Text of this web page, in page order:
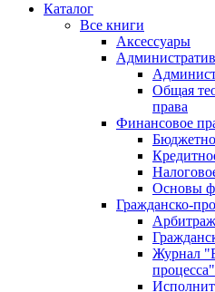
Каталог
Все книги
Аксессуары
Общая
права
Финансовое
Основы
Гражданско-
Журнал
процесса"